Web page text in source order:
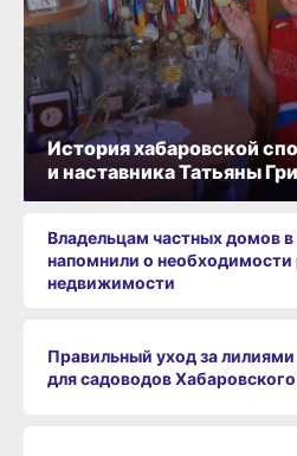
История хабаровской
и наставника Татьяны
Владельцам частных домов
напомнили о необходимости
недвижимости
Правильный уход за лилиями
для садоводов